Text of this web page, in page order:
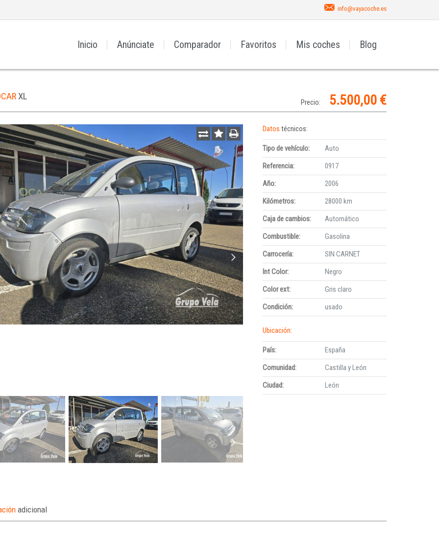
info@vayacoche.es
Inicio Anúnciate Comparador Favoritos Mis coches Blog
XL
Precio: 5.500,00 €
Datostécnicos:
Tipo de vehículo:
Auto
Referencia:
0917
Año:
2006
Kilómetros:
28000 km
Caja de cambios:
Automático
Combustible:
Gasolina
Carrocería:
SIN CARNET
Int Color:
Negro
Color ext:
Gris claro
Condición:
usado
Ubicación:
País:
España
Comunidad:
Castilla y León
Ciudad:
León
adicional